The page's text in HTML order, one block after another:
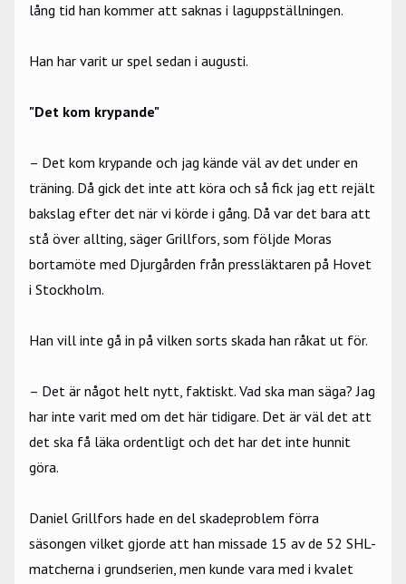
lång tid han kommer att saknas i laguppställningen.
Han har varit ur spel sedan i augusti.
"Det kom krypande"
– Det kom krypande och jag kände väl av det under en
träning. Då gick det inte att köra och så fick jag ett rejält
bakslag efter det när vi körde i gång. Då var det bara att
stå över allting, säger Grillfors, som följde Moras
bortamöte med Djurgården från pressläktaren på Hovet
i Stockholm.
Han vill inte gå in på vilken sorts skada han råkat ut för.
– Det är något helt nytt, faktiskt. Vad ska man säga? Jag
har inte varit med om det här tidigare. Det är väl det att
det ska få läka ordentligt och det har det inte hunnit
göra.
Daniel Grillfors hade en del skadeproblem förra
säsongen vilket gjorde att han missade 15 av de 52 SHL-
matcherna i grundserien, men kunde vara med i kvalet